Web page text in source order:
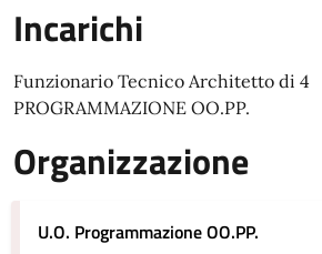
Incarichi
Funzionario Tecnico Architetto di 4
PROGRAMMAZIONE OO.PP.
Organizzazione
U.O. Programmazione OO.PP.